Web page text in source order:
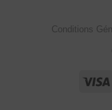
Conditions